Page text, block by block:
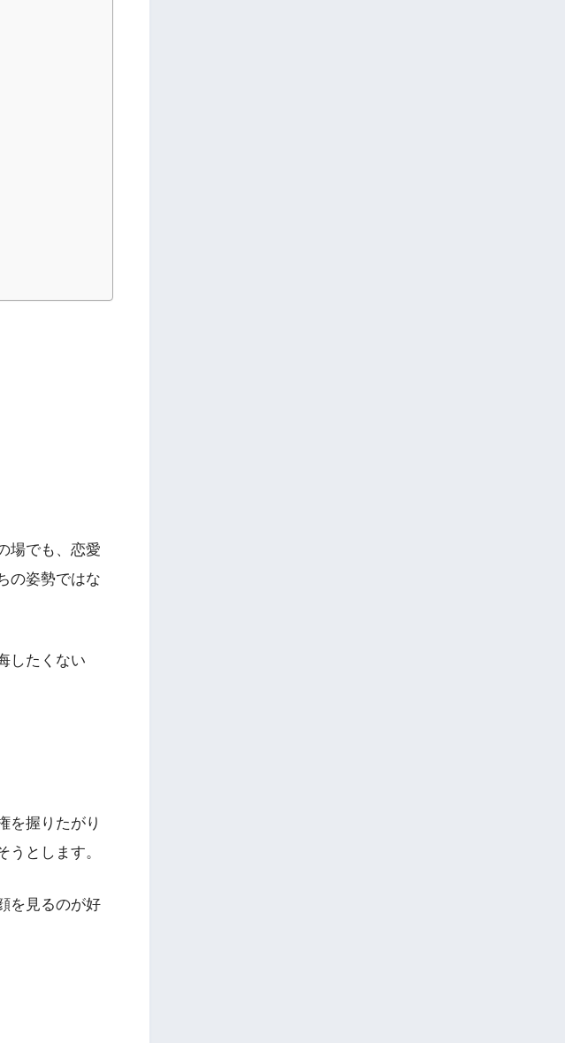
場でも、恋愛
の姿勢ではな
したくない
を握りたがり
とします。
を見るのが好